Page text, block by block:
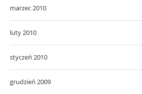
marzec 2010
luty 2010
styczeń 2010
grudzień 2009